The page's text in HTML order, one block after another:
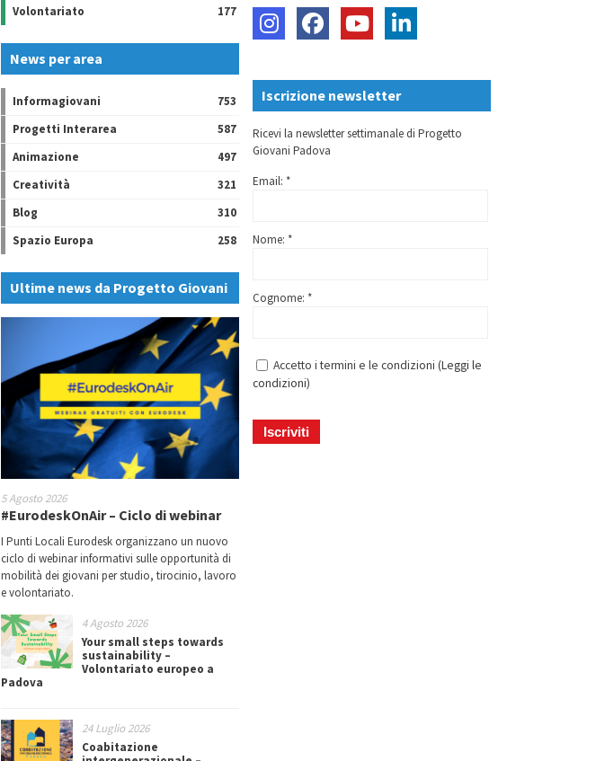
Volontariato
177
News per area
Informagiovani
753
Progetti Interarea
587
Animazione
497
Creatività
321
Blog
310
Spazio Europa
258
Ultime news da Progetto Giovani
5 Agosto 2026
#EurodeskOnAir – Ciclo di webinar
I Punti Locali Eurodesk organizzano un nuovo
ciclo di webinar informativi sulle opportunità di
mobilità dei giovani per studio, tirocinio, lavoro
e volontariato.
4 Agosto 2026
Your small steps towards
sustainability –
Volontariato europeo a
Padova
24 Luglio 2026
Coabitazione
Iscrizione newsletter
Ricevi la newsletter settimanale di Progetto
Giovani Padova
Email: *
Nome: *
Cognome: *
Accetto i termini e le condizioni (Leggi le
condizioni)